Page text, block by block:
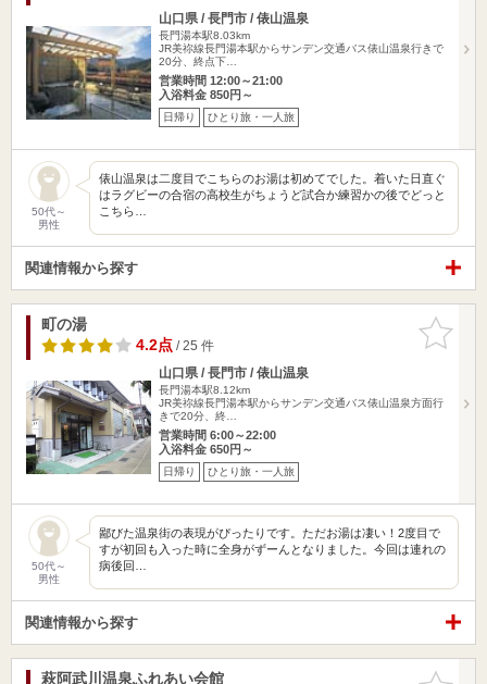
山口県 / 長門市 / 俵山温泉
長門湯本駅8.03km
JR美祢線長門湯本駅からサンデン交通バス俵山温泉行きで
20分、終点下…
営業時間 12:00～21:00
入浴料金 850円～
日帰り ひとり旅・一人旅
50代～
男性
俵山温泉は二度目でこちらのお湯は初めてでした。着いた日直ぐ
はラグビーの合宿の高校生がちょうど試合か練習かの後でどっと
こちら…
関連情報から探す
お気に入
りに追加
町の湯
4.2点/ 25 件
山口県 / 長門市 / 俵山温泉
長門湯本駅8.12km
JR美祢線長門湯本駅からサンデン交通バス俵山温泉方面行
きで20分、終…
営業時間 6:00～22:00
入浴料金 650円～
日帰り ひとり旅・一人旅
50代～
男性
鄙びた温泉街の表現がぴったりです。ただお湯は凄い！2度目で
すが初回も入った時に全身がずーんとなりました。今回は連れの
病後回…
関連情報から探す
お気に入
萩阿武川温泉ふれあい会館